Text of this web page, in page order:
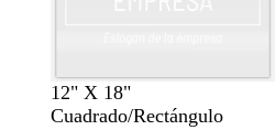
12" X 18"
Cuadrado/Rectángulo